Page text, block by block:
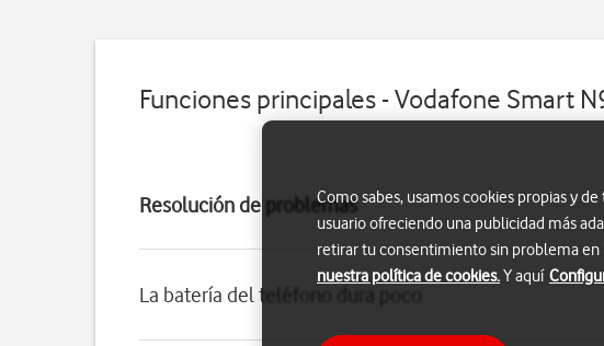
Funciones principales - Vodafone Smart
Resolución de problemas
La batería del teléfono dura poco
Como sabes, usamos cookies propias y
usuario ofreciendo una publicidad más
retirar tu consentimiento sin problema en
nuestra política de cookies.Y aquí